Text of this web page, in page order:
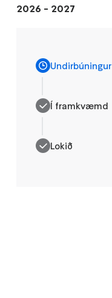
2026 - 2027
Undirbúningur
Í framkvæmd
Lokið